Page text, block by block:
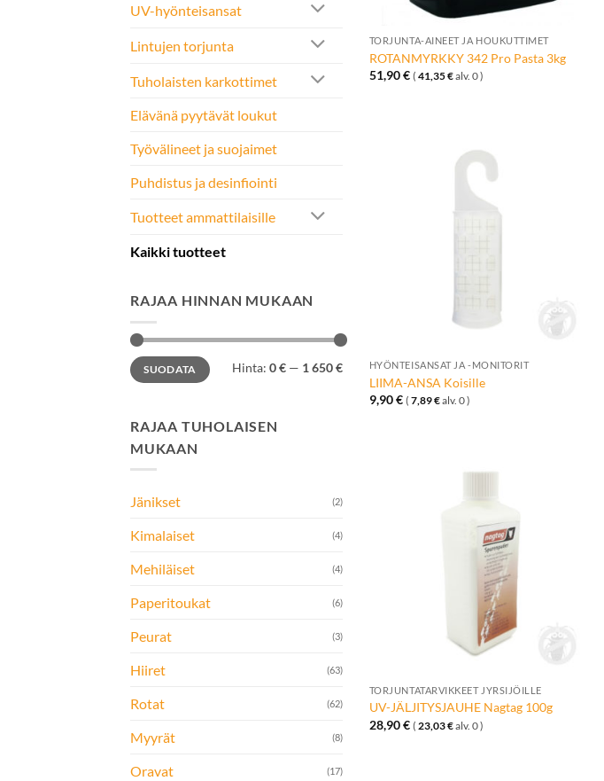
UV-hyönteisansat
Lintujen torjunta
Tuholaisten karkottimet
Elävänä pyytävät loukut
Työvälineet ja suojaimet
Puhdistus ja desinfiointi
Tuotteet ammattilaisille
Kaikki tuotteet
RAJAA HINNAN MUKAAN
Minimihinta
Maksimihinta
SUODATA Hinta: 0 € — 1 650 €
RAJAA TUHOLAISEN
MUKAAN
Jänikset (2)
Kimalaiset (4)
Mehiläiset (4)
Paperitoukat (6)
Peurat (3)
Hiiret (63)
Rotat (62)
Myyrät (8)
Oravat (17)
TORJUNTA-AINEET JA HOUKUTTIMET
ROTANMYRKKY 342 Pro Pasta 3kg
51,90€ ( 41,35€alv. 0 )
HYÖNTEISANSAT JA -MONITORIT
LIIMA-ANSA Koisille
9,90€ ( 7,89€alv. 0 )
TORJUNTATARVIKKEET JYRSIJÖILLE
UV-JÄLJITYSJAUHE Nagtag 100g
28,90€ ( 23,03€alv. 0 )